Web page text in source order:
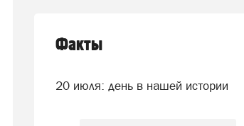
Факты
20 июля: день в нашей истории